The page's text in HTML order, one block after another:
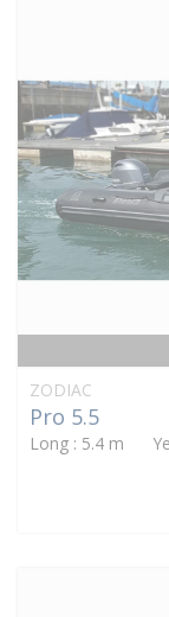
ZODIAC
Pro 5.5
Long : 5.4 m